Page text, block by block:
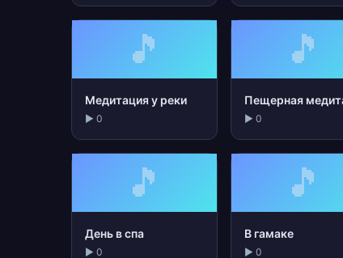
🎵
Медитация у реки
▶ 0
🎵
▶ 0
🎵
День в спа
▶ 0
🎵
В гамаке
▶ 0